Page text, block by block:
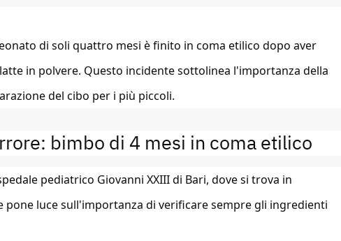
di soli quattro mesi è finito in coma etilico dopo aver
in polvere. Questo incidente sottolinea l'importanza della
del cibo per i più piccoli.
bimbo di 4 mesi in coma etilico
pediatrico Giovanni XXIII di Bari, dove si trova in
pone luce sull'importanza di verificare sempre gli ingredienti